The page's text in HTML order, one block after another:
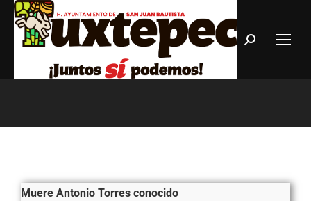
Muere Antonio Torres conocido